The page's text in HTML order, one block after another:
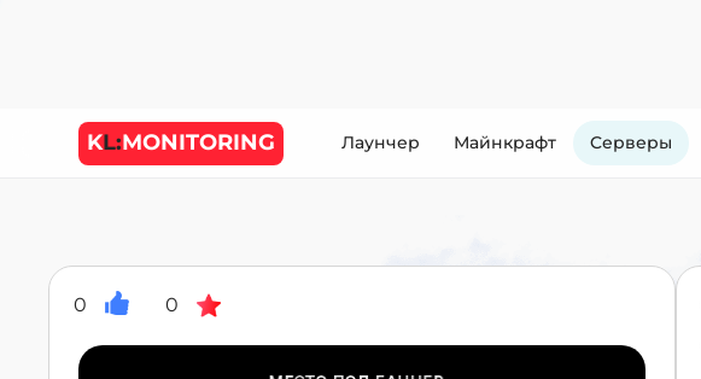
KL:MONITORING Лаунчер Майнкрафт Cерверы
0 0